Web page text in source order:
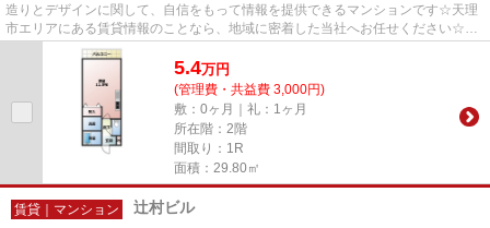
造りとデザインに関して、自信をもって情報を提供できるマンションです☆天理
市エリアにある賃貸情報のことなら、地域に密着した当社へお任せください☆当
社は、多種多様な賃貸情報を取...
5.4万円
(管理費・共益費 3,000円)
敷：0ヶ月｜礼：1ヶ月
所在階：2階
間取り：1R
面積：29.80㎡
賃貸｜マンション 辻村ビル